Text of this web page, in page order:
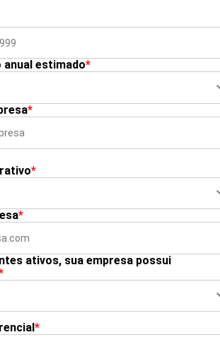
anual estimado*
*
*
*
ativos, sua empresa possui
*